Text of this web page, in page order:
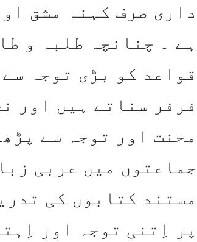
داری صرف کہنہ مشق
ہے ۔ چنانچہ طلبہ و
قواعد کو بڑی توجہ
فرفر سناتے ہیں اور
محنت اور توجہ سے
جماعتوں میں عربی
مستند کتابوں کی
پر اِتنی توجہ اور